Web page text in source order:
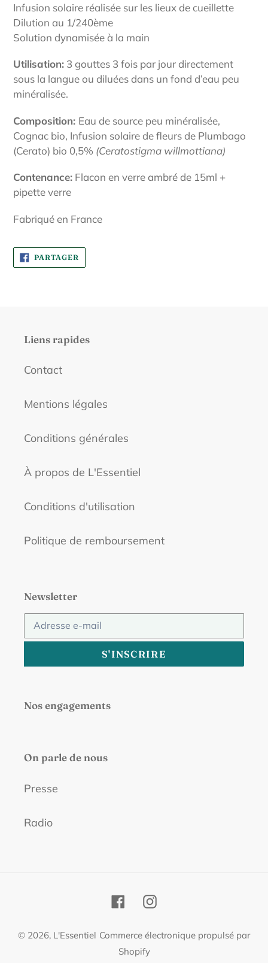
votre
panier
Infusion solaire réalisée sur les lieux de cueillette
Dilution au 1/240ème
Solution dynamisée à la main
Utilisation: 3 gouttes 3 fois par jour directement
sous la langue ou diluées dans un fond d’eau peu
minéralisée.
Composition: Eau de source peu minéralisée,
Cognac bio, Infusion solaire de fleurs de Plumbago
(Cerato) bio 0,5% (Ceratostigma willmottiana)
Contenance: Flacon en verre ambré de 15ml +
pipette verre
Fabriqué en France
PARTAGERPARTAGER
SUR
FACEBOOK
Liens rapides
Contact
Mentions légales
Conditions générales
À propos de L'Essentiel
Conditions d'utilisation
Politique de remboursement
Newsletter
S'INSCRIRE
Nos engagements
On parle de nous
Presse
Radio
FacebookInstagram
© 2026, L'Essentiel Commerce électronique propulsé par
Shopify